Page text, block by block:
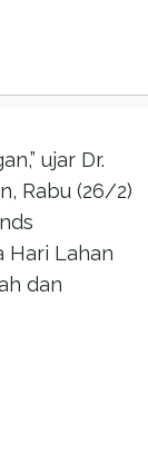
ujar Dr.
Rabu (26/2)
Hari Lahan
dan